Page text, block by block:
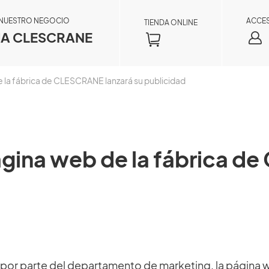
NEGOCIO
CLESCRANE
TIENDA ONLINE
a la información de su pedido en tiempo real,
fábrica de CLESCRANE lanzará su publicidad
web de la fábrica de
parte del departamento de marketing, la página